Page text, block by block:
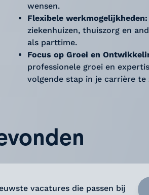
wensen.
Flexibele werkmogelijkheden:
ziekenhuizen, thuiszorg en
als parttime.
Focus op Groei en
professionele groei en
volgende stap in je carrière te
vacatures die passen bij